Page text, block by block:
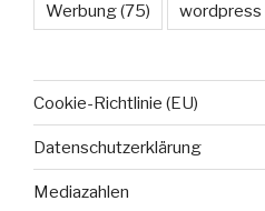
Werbung(75) wordpress
Cookie-Richtlinie (EU)
Datenschutzerklärung
Mediazahlen